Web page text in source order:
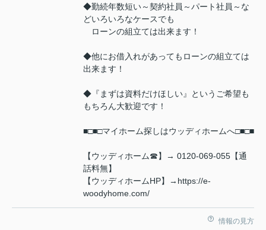
◆勤続年数短い～契約社員～パート社員～な
どいろいろなケースでも
ローンの組立ては出来ます！
◆他にお借入れがあってもローンの組立ては
出来ます！
◆『まずは資料だけほしい』というご希望も
もちろん大歓迎です！
■□■□マイホーム探しはウッディホームへ□■□■
【ウッディホーム☎】→ 0120-069-055【通
話料無】
【ウッディホームHP】→https://e-
woodyhome.com/
情報の見方